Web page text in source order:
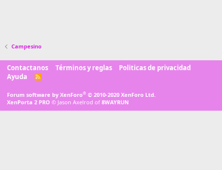
Campesino
Contactanos Términos y reglas
Politicas de privacidad
Ayuda
R
Forum software by XenForo® © 2010-2020 XenForo Ltd.
XenPorta 2 PRO © Jason Axelrod of 8WAYRUN